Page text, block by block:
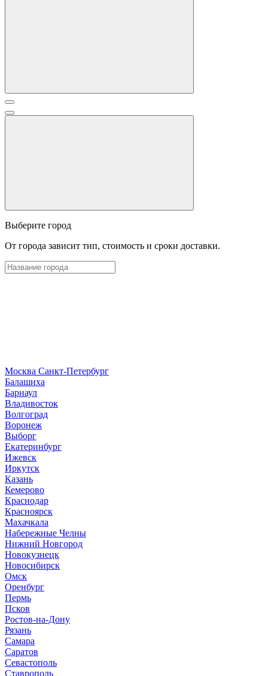
Выберите город
От города зависит тип, стоимость и сроки доставки.
Москва Санкт-Петербург
Балашиха
Барнаул
Владивосток
Волгоград
Воронеж
Выборг
Екатеринбург
Ижевск
Иркутск
Казань
Кемерово
Краснодар
Красноярск
Махачкала
Набережные Челны
Нижний Новгород
Новокузнецк
Новосибирск
Омск
Оренбург
Пермь
Псков
Ростов-на-Дону
Рязань
Самара
Саратов
Севастополь
Ставрополь